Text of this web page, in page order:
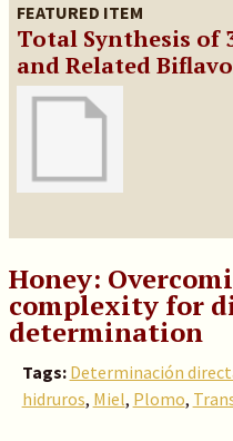
FEATURED ITEM
Total Synthesis of
and Related
Honey:
complexity for
determination
Tags: Determinación
hidruros, Miel, Plomo,